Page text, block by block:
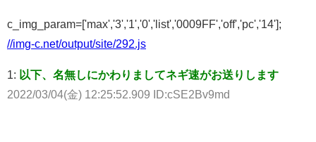
c_img_param=['max','3','1','0','list','0009FF','off','pc','14'];
//img-c.net/output/site/292.js
1: 以下、名無しにかわりましてネギ速がお送りします
2022/03/04(金) 12:25:52.909 ID:cSE2Bv9md